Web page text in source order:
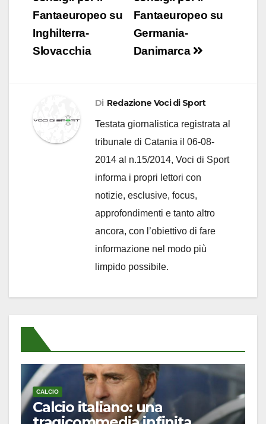
Fantaeuropeo su
Germania-
Danimarca
Fantaeuropeo su
Inghilterra-
Slovacchia
Di Redazione Voci di Sport
Testata giornalistica registrata al
tribunale di Catania il 06-08-
2014 al n.15/2014, Voci di Sport
informa i propri lettori con
notizie, esclusive, focus,
approfondimenti e tanto altro
ancora, con l’obiettivo di fare
informazione nel modo più
limpido possibile.
CALCIO
Calcio italiano: una